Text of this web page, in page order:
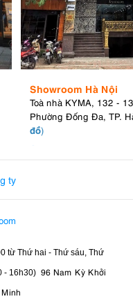
Showroom Hà Nội
Toà nhà KYMA, 132 -
Phường Đống Đa, TP.
đồ)
ty
từ Thứ hai - Thứ sáu, Thứ
- 16h30) 96 Nam Kỳ Khởi